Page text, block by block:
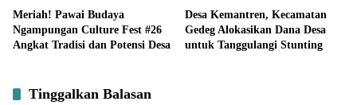
Meriah! Pawai Budaya
Ngampungan Culture Fest #26
Angkat Tradisi dan Potensi Desa
Desa Kemantren, Kecamatan
Gedeg Alokasikan Dana Desa
untuk Tanggulangi Stunting
Tinggalkan Balasan